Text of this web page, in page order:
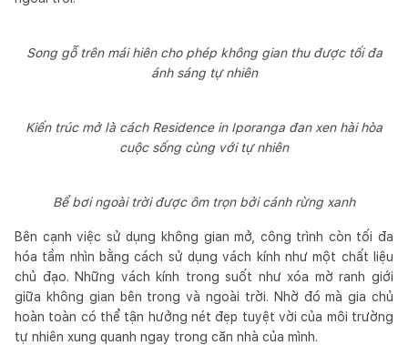
Song gỗ trên mái hiên cho phép không gian thu được tối đa
ánh sáng tự nhiên
Kiến trúc mở là cách Residence in Iporanga đan xen hài hòa
cuộc sống cùng với tự nhiên
Bể bơi ngoài trời được ôm trọn bởi cánh rừng xanh
Bên cạnh việc sử dụng không gian mở, công trình còn tối đa
hóa tầm nhìn bằng cách sử dụng vách kính như một chất liệu
chủ đạo. Những vách kính trong suốt như xóa mờ ranh giới
giữa không gian bên trong và ngoài trời. Nhờ đó mà gia chủ
hoàn toàn có thể tận hưởng nét đẹp tuyệt vời của môi trường
tự nhiên xung quanh ngay trong căn nhà của mình.